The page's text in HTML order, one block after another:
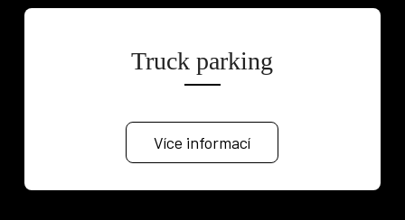
Truck parking
Více informací